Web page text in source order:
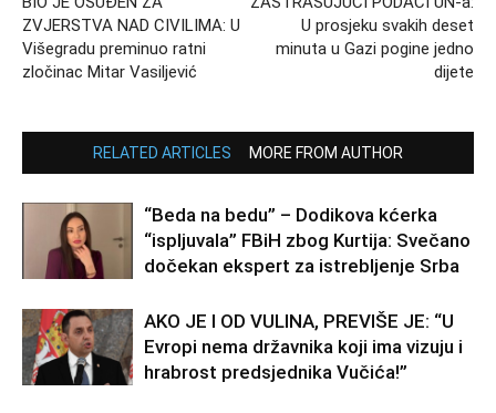
ZVJERSTVA NAD CIVILIMA: U
Višegradu preminuo ratni
zločinac Mitar Vasiljević
U prosjeku svakih deset
minuta u Gazi pogine jedno
dijete
RELATED ARTICLES MORE FROM AUTHOR
“Beda na bedu” – Dodikova kćerka
“ispljuvala” FBiH zbog Kurtija: Svečano
dočekan ekspert za istrebljenje Srba
AKO JE I OD VULINA, PREVIŠE JE: “U
Evropi nema državnika koji ima vizuju i
hrabrost predsjednika Vučića!”